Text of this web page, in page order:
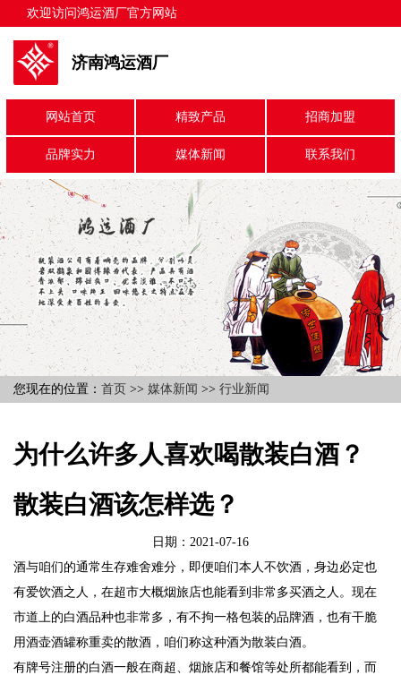
欢迎访问鸿运酒厂官方网站
济南鸿运酒厂
网站首页 精致产品 招商加盟
品牌实力 媒体新闻 联系我们
您现在的位置： 首页 >> 媒体新闻 >> 行业新闻
为什么许多人喜欢喝散装白酒？
散装白酒该怎样选？
日期：2021-07-16
酒与咱们的通常生存难舍难分，即便咱们本人不饮酒，身边必定也
有爱饮酒之人，在超市大概烟旅店也能看到非常多买酒之人。现在
市道上的白酒品种也非常多，有不拘一格包装的品牌酒，也有干脆
用酒壶酒罐称重卖的散酒，咱们称这种酒为散装白酒。
有牌号注册的白酒一般在商超、烟旅店和餐馆等处所都能看到，而